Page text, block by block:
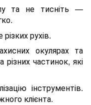
та не тисніть —
рухів.
окулярах та
різних частинок, які
інструментів.
клієнта.